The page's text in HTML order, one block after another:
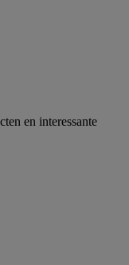
en interessante